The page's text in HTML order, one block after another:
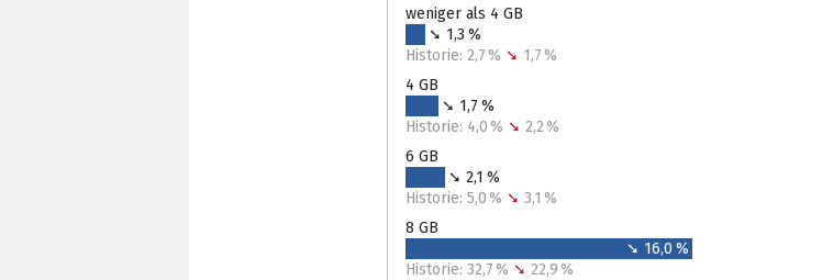
weniger als 4 GB
➘ 1,3 %
Historie: 2,7 % ➘ 1,7 %
4 GB
➘ 1,7 %
Historie: 4,0 % ➘ 2,2 %
6 GB
➘ 2,1 %
Historie: 5,0 % ➘ 3,1 %
8 GB
➘ 16,0 %
Historie: 32,7 % ➘ 22,9 %